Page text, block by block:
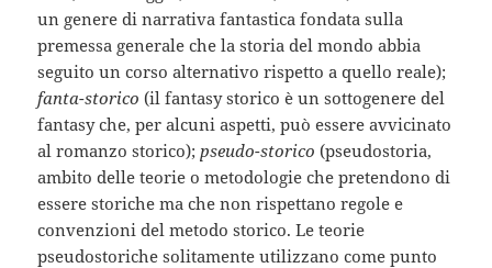
un genere di narrativa fantastica fondata sulla
premessa generale che la storia del mondo abbia
seguito un corso alternativo rispetto a quello reale);
fanta-storico (il fantasy storico è un sottogenere del
fantasy che, per alcuni aspetti, può essere avvicinato
al romanzo storico); pseudo-storico(pseudostoria,
ambito delle teorie o metodologie che pretendono di
essere storiche ma che non rispettano regole e
convenzioni del metodo storico. Le teorie
pseudostoriche solitamente utilizzano come punto